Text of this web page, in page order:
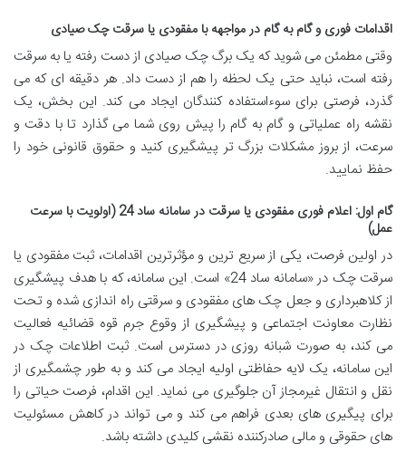
اقدامات فوری و گام به گام در مواجهه با مفقودی یا سرقت چک صیادی
وقتی مطمئن می شوید که یک برگ چک صیادی از دست رفته یا به سرقت
رفته است، نباید حتی یک لحظه را هم از دست داد. هر دقیقه ای که می
گذرد، فرصتی برای سوءاستفاده کنندگان ایجاد می کند. این بخش، یک
نقشه راه عملیاتی و گام به گام را پیش روی شما می گذارد تا با دقت و
سرعت، از بروز مشکلات بزرگ تر پیشگیری کنید و حقوق قانونی خود را
حفظ نمایید.
گام اول: اعلام فوری مفقودی یا سرقت در سامانه ساد 24 (اولویت با سرعت
عمل)
در اولین فرصت، یکی از سریع ترین و مؤثرترین اقدامات، ثبت مفقودی یا
سرقت چک در «سامانه ساد 24» است. این سامانه، که با هدف پیشگیری
از کلاهبرداری و جعل چک های مفقودی و سرقتی راه اندازی شده و تحت
نظارت معاونت اجتماعی و پیشگیری از وقوع جرم قوه قضائیه فعالیت
می کند، به صورت شبانه روزی در دسترس است. ثبت اطلاعات چک در
این سامانه، یک لایه حفاظتی اولیه ایجاد می کند و به طور چشمگیری از
نقل و انتقال غیرمجاز آن جلوگیری می نماید. این اقدام، فرصت حیاتی را
برای پیگیری های بعدی فراهم می کند و می تواند در کاهش مسئولیت
های حقوقی و مالی صادرکننده نقشی کلیدی داشته باشد.